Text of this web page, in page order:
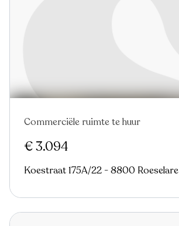
Commerciële ruimte te huur
€ 3.094
Koestraat 175A/22 - 8800 Roeselare